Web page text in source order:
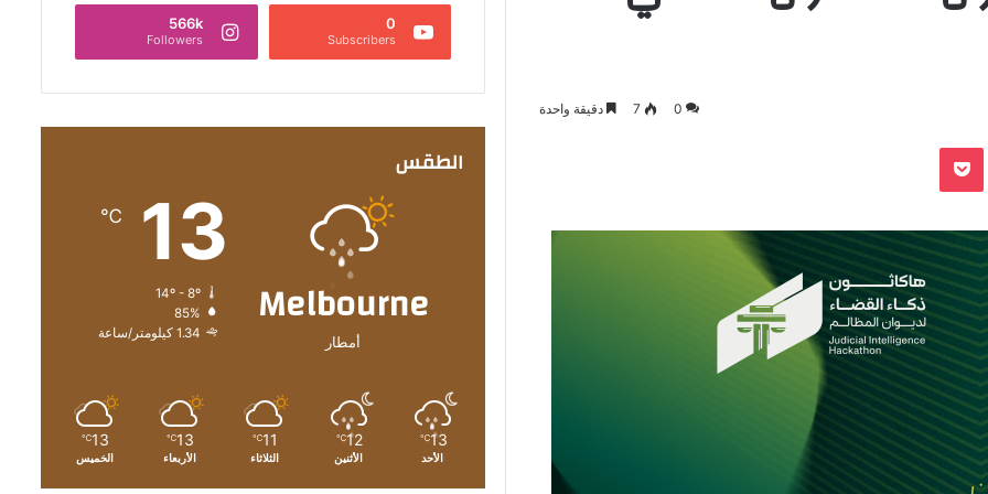
0
7 دقيقة واحدة
‫Pocket
0
Subscribers
566k
Followers
الطقس
Melbourne
أمطار
13
℃
14º - 8º
85%
1.34 كيلومتر/ساعة
13
℃
الأحد
12
℃
الأثنين
11
℃
الثلاثاء
13
℃
الأربعاء
13
℃
الخميس